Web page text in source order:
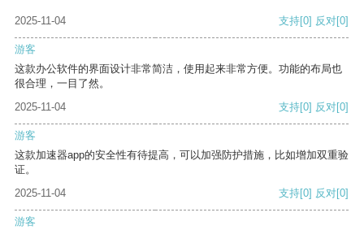
2025-11-04 支持[0] 反对[0]
游客
这款办公软件的界面设计非常简洁，使用起来非常方便。功能的布局也
很合理，一目了然。
2025-11-04
支持[0] 反对[0]
游客
这款加速器app的安全性有待提高，可以加强防护措施，比如增加双重验
证。
2025-11-04
支持[0] 反对[0]
游客